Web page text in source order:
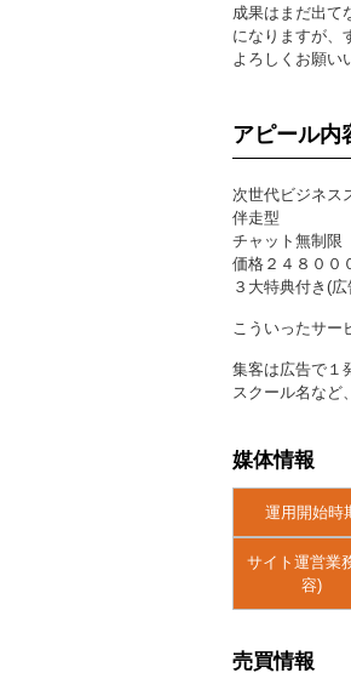
成果はまだ出て
になりますが、
よろしくお願い
アピール内
次世代ビジネス
伴走型
チャット無制限
価格２４８００
３大特典付き(
こういったサー
集客は広告で１
スクール名など
媒体情報
運用開始時
サイト運営業
容)
売買情報